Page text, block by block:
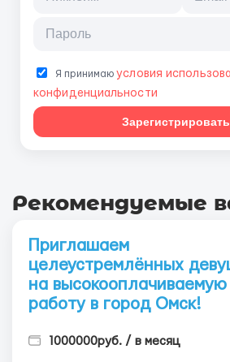
Я принимаюусловия
конфиденциальности
Рекомендуемые
Приглашаем
целеустремлённых
на высокооплачиваемую
работу в город Oмcк!
1000000руб. / в месяц